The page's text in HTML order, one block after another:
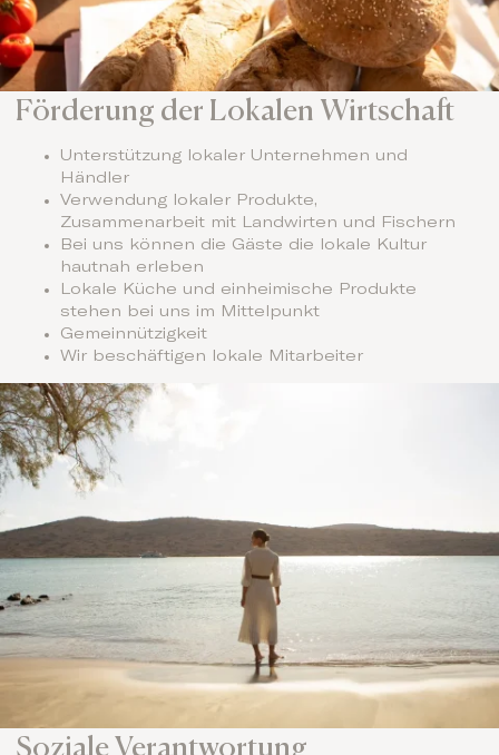
Förderung der Lokalen Wirtschaft
Unterstützung lokaler Unternehmen und
Händler
Verwendung lokaler Produkte,
Zusammenarbeit mit Landwirten und Fischern
Bei uns können die Gäste die lokale Kultur
hautnah erleben
Lokale Küche und einheimische Produkte
stehen bei uns im Mittelpunkt
Gemeinnützigkeit
Wir beschäftigen lokale Mitarbeiter
Soziale Verantwortung